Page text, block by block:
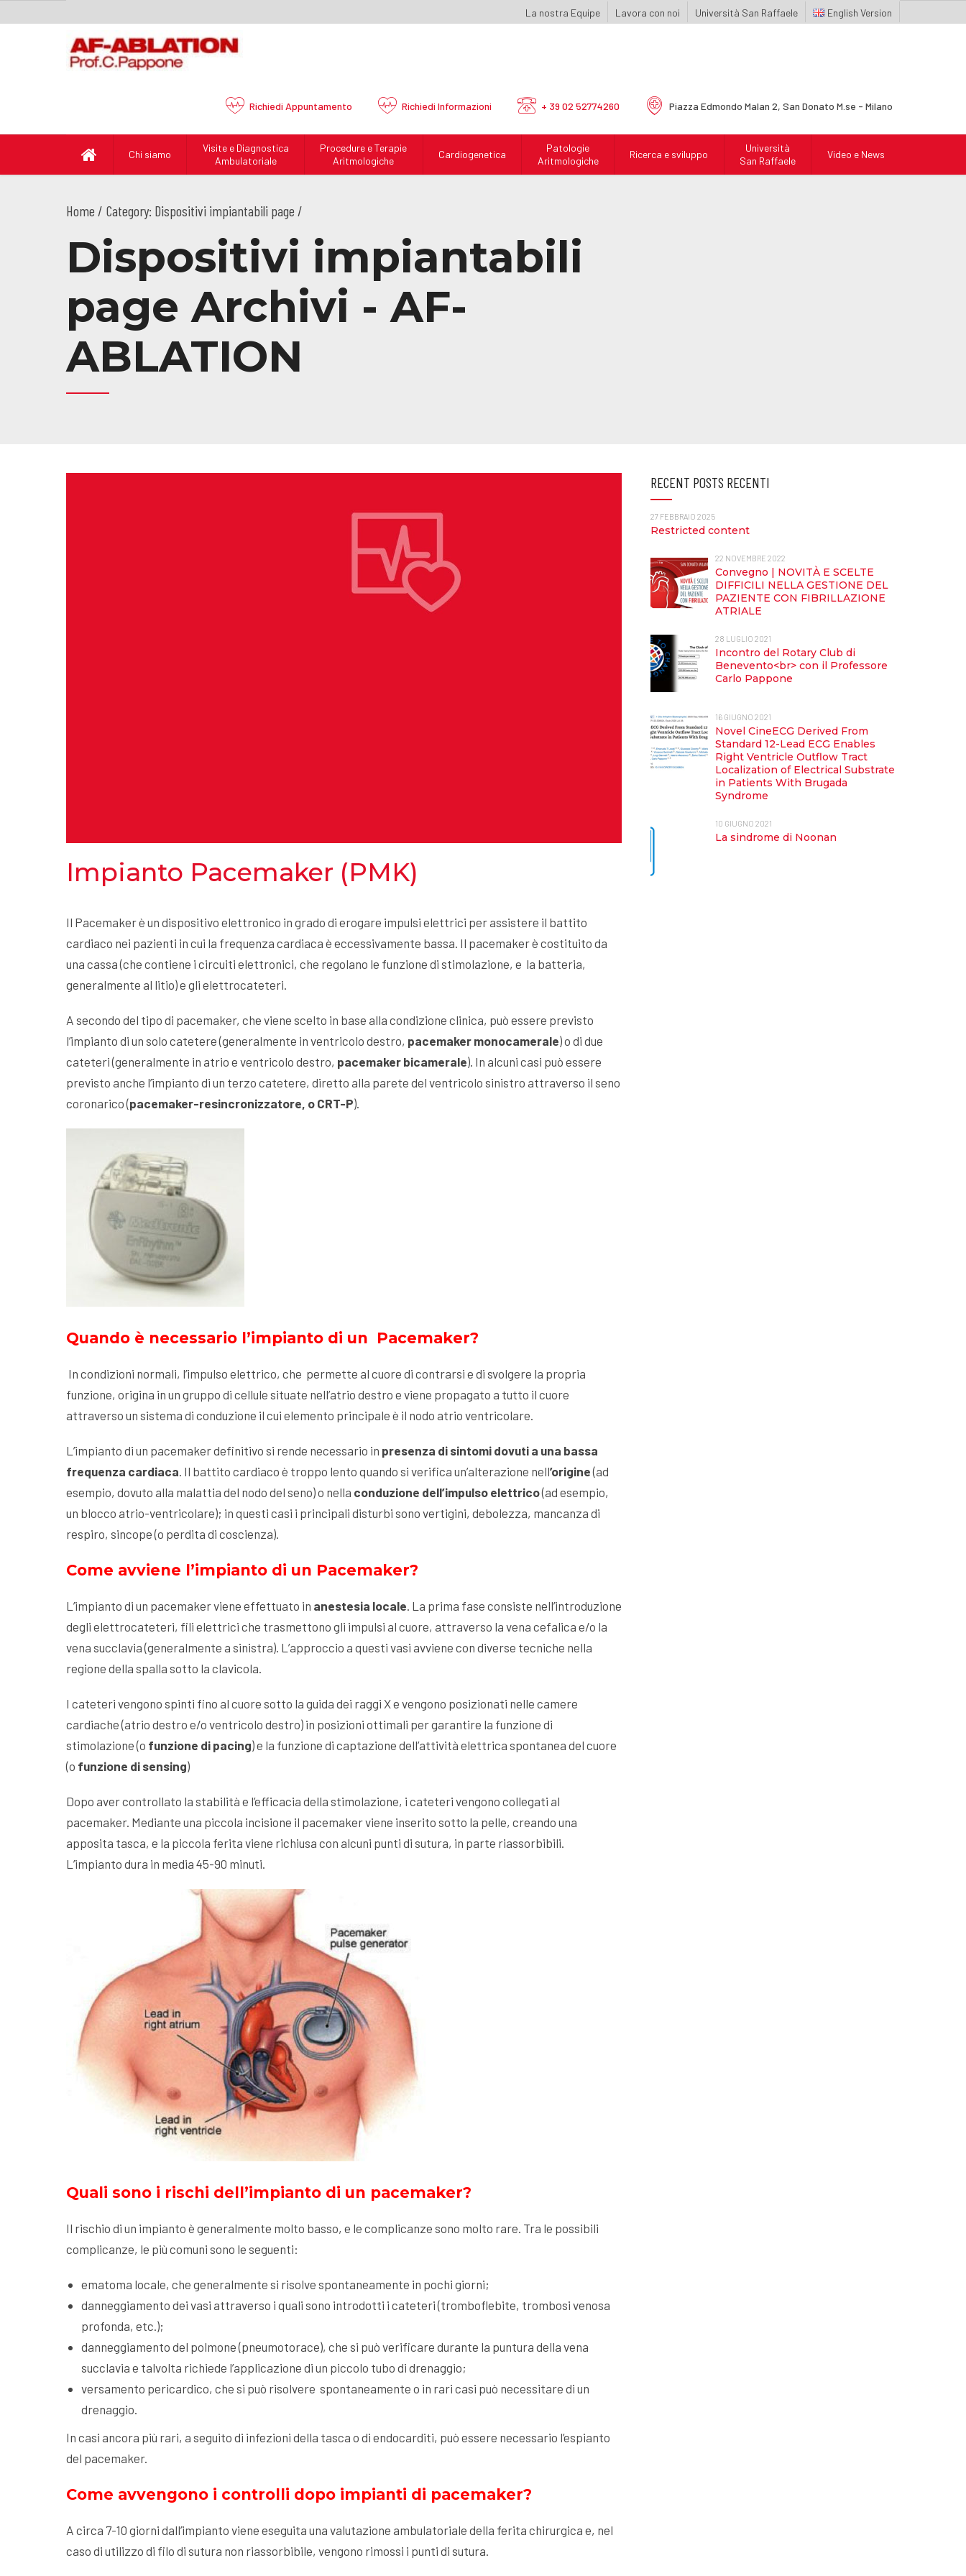
La nostra Equipe Lavora con noi Università San Raffaele English
Richiedi Appuntamento Richiedi Informazioni + 39 02 52774260 Piazza Edmondo Malan 2, San Donato M.se - Milano
Chi siamo
Visite e Diagnostica
Ambulatoriale
Procedure e Terapie
Aritmologiche
Cardiogenetica
Patologie
Aritmologiche
Ricerca e sviluppo
Università
San Raffaele
Video e News
Home Category: Dispositivi impiantabili page /
Dispositivi impiantabili
page Archivi - AF-
ABLATION
Impianto Pacemaker (PMK)
Il Pacemaker è un dispositivo elettronico in grado di erogare impulsi elettrici per assistere il battito
cardiaco nei pazienti in cui la frequenza cardiaca è eccessivamente bassa. Il pacemaker è costituito da
una cassa (che contiene i circuiti elettronici, che regolano le funzione di stimolazione, e la batteria,
generalmente al litio) e gli elettrocateteri.
A secondo del tipo di pacemaker, che viene scelto in base alla condizione clinica, può essere previsto
l’impianto di un solo catetere (generalmente in ventricolo destro, pacemaker monocamerale) o di due
cateteri (generalmente in atrio e ventricolo destro, pacemaker bicamerale). In alcuni casi può essere
previsto anche l’impianto di un terzo catetere, diretto alla parete del ventricolo sinistro attraverso il seno
coronarico (pacemaker-resincronizzatore, o CRT-P).
Quando è necessario l’impianto di un Pacemaker?
In condizioni normali, l’impulso elettrico, che permette al cuore di contrarsi e di svolgere la propria
funzione, origina in un gruppo di cellule situate nell’atrio destro e viene propagato a tutto il cuore
attraverso un sistema di conduzione il cui elemento principale è il nodo atrio ventricolare.
L’impianto di un pacemaker definitivo si rende necessario in presenza di sintomi dovuti a una bassa
frequenza cardiaca. Il battito cardiaco è troppo lento quando si verifica un’alterazione nell’origine(ad
esempio, dovuto alla malattia del nodo del seno) o nella conduzione dell’impulso elettrico(ad esempio,
un blocco atrio-ventricolare); in questi casi i principali disturbi sono vertigini, debolezza, mancanza di
respiro, sincope (o perdita di coscienza).
Come avviene l’impianto di un Pacemaker?
L’impianto di un pacemaker viene effettuato in anestesia locale. La prima fase consiste nell’introduzione
degli elettrocateteri, fili elettrici che trasmettono gli impulsi al cuore, attraverso la vena cefalica e/o la
vena succlavia (generalmente a sinistra). L’approccio a questi vasi avviene con diverse tecniche nella
regione della spalla sotto la clavicola.
I cateteri vengono spinti fino al cuore sotto la guida dei raggi X e vengono posizionati nelle camere
cardiache (atrio destro e/o ventricolo destro) in posizioni ottimali per garantire la funzione di
stimolazione (o funzione di pacing) e la funzione di captazione dell’attività elettrica spontanea del cuore
(o funzione di sensing)
Dopo aver controllato la stabilità e l’efficacia della stimolazione, i cateteri vengono collegati al
pacemaker. Mediante una piccola incisione il pacemaker viene inserito sotto la pelle, creando una
apposita tasca, e la piccola ferita viene richiusa con alcuni punti di sutura, in parte riassorbibili.
L’impianto dura in media 45-90 minuti.
Quali sono i rischi dell’impianto di un pacemaker?
Il rischio di un impianto è generalmente molto basso, e le complicanze sono molto rare. Tra le possibili
complicanze, le più comuni sono le seguenti:
ematoma locale, che generalmente si risolve spontaneamente in pochi giorni;
danneggiamento dei vasi attraverso i quali sono introdotti i cateteri (tromboflebite, trombosi venosa
profonda, etc.);
danneggiamento del polmone (pneumotorace), che si può verificare durante la puntura della vena
succlavia e talvolta richiede l’applicazione di un piccolo tubo di drenaggio;
versamento pericardico, che si può risolvere spontaneamente o in rari casi può necessitare di un
drenaggio.
In casi ancora più rari, a seguito di infezioni della tasca o di endocarditi, può essere necessario l’espianto
del pacemaker.
Come avvengono i controlli dopo impianti di pacemaker?
A circa 7-10 giorni dall’impianto viene eseguita una valutazione ambulatoriale della ferita chirurgica e, nel
caso di utilizzo di filo di sutura non riassorbibile, vengono rimossi i punti di sutura.
RECENT POSTS RECENTI
27 FEBBRAIO 2025
Restricted content
22 NOVEMBRE 2022
Convegno | NOVITÀ E SCELTE
DIFFICILI NELLA GESTIONE DEL
PAZIENTE CON FIBRILLAZIONE
ATRIALE
28 LUGLIO 2021
Incontro del Rotary Club di
Benevento<br> con il Professore
Carlo Pappone
16 GIUGNO 2021
Novel CineECG Derived From
Standard 12-Lead ECG Enables
Right Ventricle Outflow Tract
Localization of Electrical Substrate
in Patients With Brugada
Syndrome
10 GIUGNO 2021
La sindrome di Noonan